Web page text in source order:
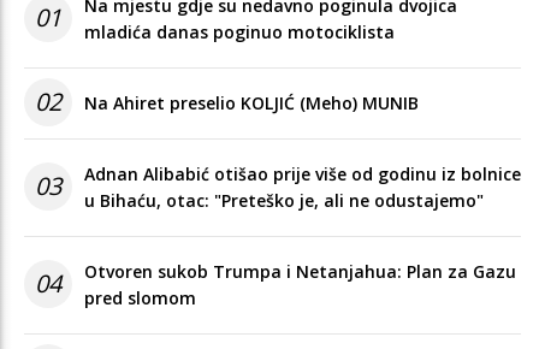
01
Na mjestu gdje su nedavno poginula dvojica
mladića danas poginuo motociklista
02 Na Ahiret preselio KOLJIĆ (Meho) MUNIB
03
Adnan Alibabić otišao prije više od godinu iz bolnice
u Bihaću, otac: "Preteško je, ali ne odustajemo"
04
Otvoren sukob Trumpa i Netanjahua: Plan za Gazu
pred slomom